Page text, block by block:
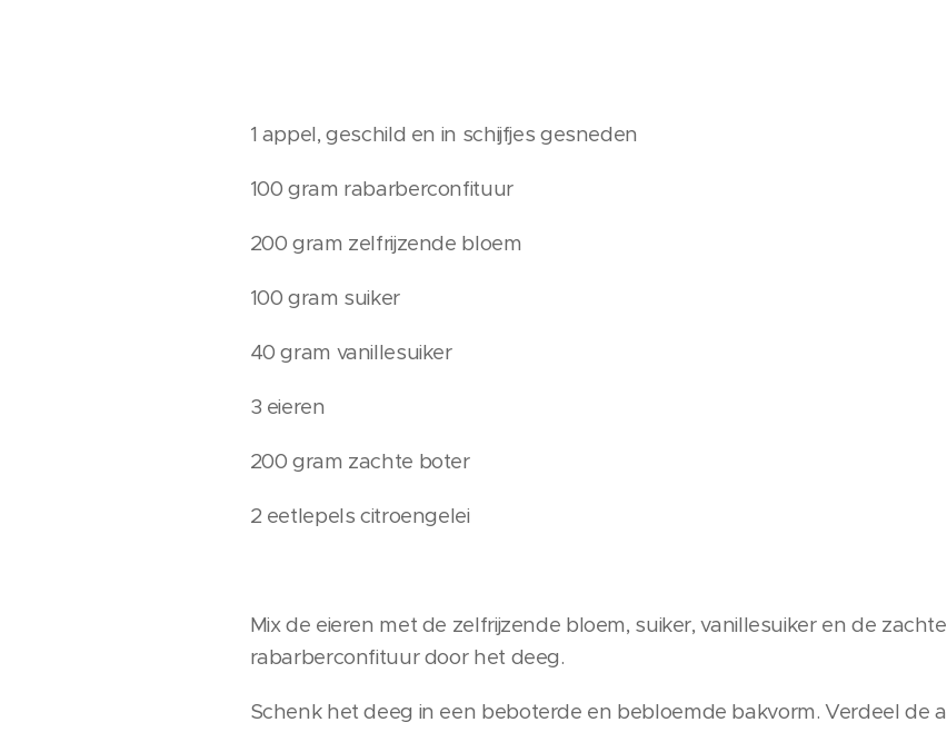
1 appel, geschild en in schijfjes gesneden
100 gram rabarberconfituur
200 gram zelfrijzende bloem
100 gram suiker
40 gram vanillesuiker
3 eieren
200 gram zachte boter
2 eetlepels citroengelei
Mix de eieren met de zelfrijzende bloem, suiker, vanillesuiker en de
rabarberconfituur door het deeg.
Schenk het deeg in een beboterde en bebloemde bakvorm. Verdeel de